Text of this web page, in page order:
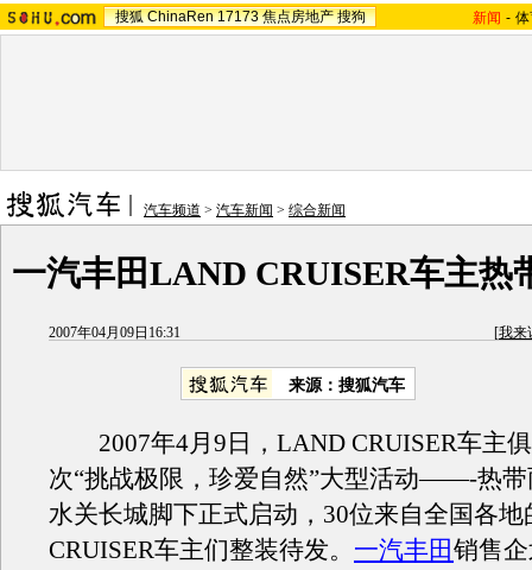
搜狐 ChinaRen 17173 焦点房地产 搜狗 新闻 -
汽车频道 > 汽车新闻 > 综合新闻
一汽丰田LAND CRUISER车主热
2007年04月09日16:31 [我来
来源：搜狐汽车
2007年4月9日，LAND CRUISER车主
次“挑战极限，珍爱自然”大型活动——-热
水关长城脚下正式启动，30位来自全国各
CRUISER车主们整装待发。 一汽丰田销售